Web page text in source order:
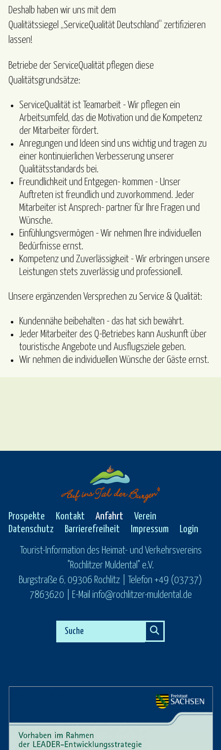
Deshalb haben wir uns mit dem
Qualitätssiegel „ServiceQualität Deutschland“ zertifizieren
lassen!
Betriebe der ServiceQualität pflegen diese
Qualitätsgrundsätze:
ServiceQualität ist Teamarbeit - Wir pflegen ein
Arbeitsumfeld, das die Motivation und die Kompetenz
der Mitarbeiter fördert.
Anregungen und Ideen sind uns wichtig und tragen zu
einer kontinuierlichen Verbesserung unserer
Qualitätsstandards bei.
Freundlichkeit und Entgegen- kommen - Unser
Auftreten ist freundlich und zuvorkommend. Jeder
Mitarbeiter ist Ansprech- partner für Ihre Fragen und
Wünsche.
Einfühlungsvermögen - Wir nehmen Ihre individuellen
Bedürfnisse ernst.
Kompetenz und Zuverlässigkeit - Wir erbringen unsere
Leistungen stets zuverlässig und professionell.
Unsere ergänzenden Versprechen zu Service & Qualität:
Kundennähe beibehalten - das hat sich bewährt.
Jeder Mitarbeiter des Q-Betriebes kann Auskunft über
touristische Angebote und Ausflugsziele geben.
Wir nehmen die individuellen Wünsche der Gäste ernst.
Prospekte Kontakt Anfahrt
Verein
Datenschutz
Barrierefreiheit Impressum Login
Tourist-Information des Heimat- und Verkehrsvereins
"Rochlitzer Muldental" e.V.
Burgstraße 6, 09306 Rochlitz | Telefon +49 (03737)
7863620 | E-Mail info@rochlitzer-muldental.de